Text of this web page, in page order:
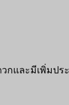
กและมีเพิ่มป